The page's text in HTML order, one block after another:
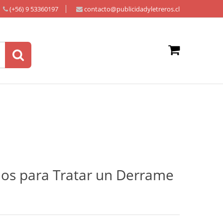
(+56) 9 53360197 contacto@publicidadyletreros.cl
para Tratar un Derrame